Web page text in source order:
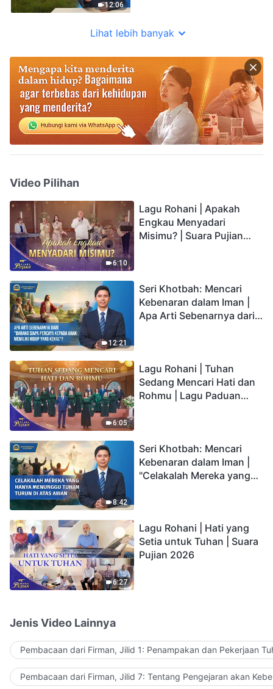
12:06
Lihat lebih banyak
Video Pilihan
6:10
Lagu Rohani | Apakah
Engkau Menyadari
Misimu? | Suara Pujian
12:21
Seri Khotbah: Mencari
Kebenaran dalam Iman |
Apa Arti Sebenarnya dari
6:05
Lagu Rohani | Tuhan
Sedang Mencari Hati dan
Rohmu | Lagu Paduan
8:42
Seri Khotbah: Mencari
Kebenaran dalam Iman |
"Celakalah Mereka yang
6:27
Lagu Rohani | Hati yang
Setia untuk Tuhan | Suara
Pujian 2026
Jenis Video Lainnya
Pembacaan dari Firman, Jilid 1: Penampakan dan Pekerjaan
Pembacaan dari Firman, Jilid 7: Tentang Pengejaran akan